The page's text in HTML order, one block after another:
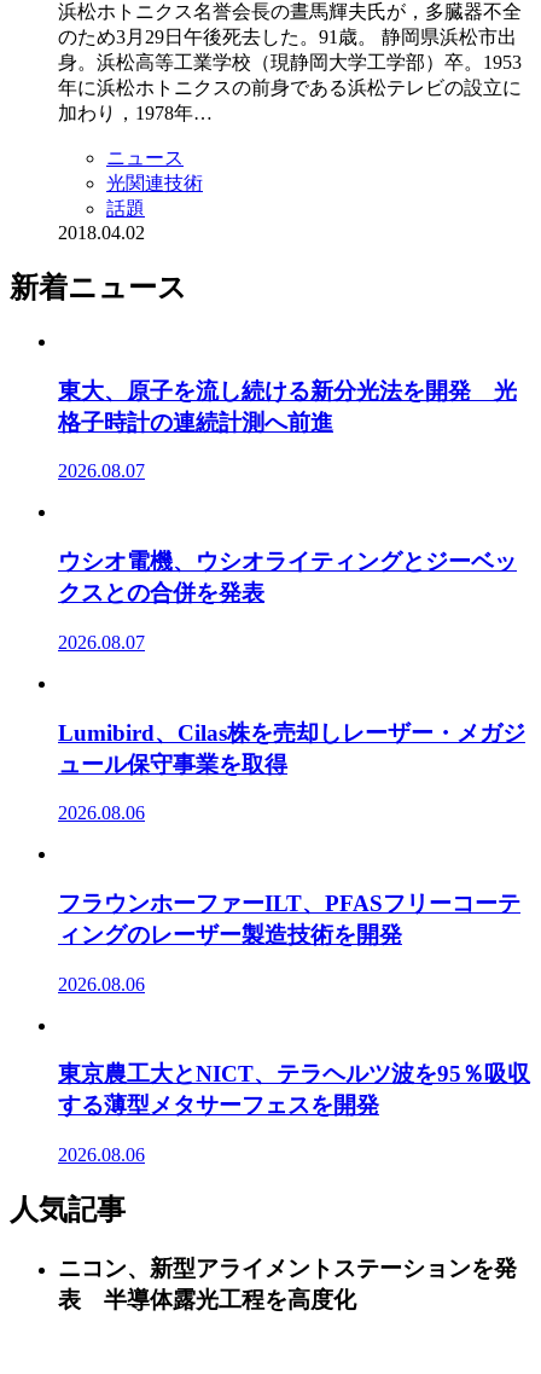
浜松ホトニクス名誉会長の晝馬輝夫氏が，多臓器不全
のため3月29日午後死去した。91歳。 静岡県浜松市出
身。浜松高等工業学校（現静岡大学工学部）卒。1953
年に浜松ホトニクスの前身である浜松テレビの設立に
加わり，1978年…
ニュース
光関連技術
話題
2018.04.02
新着ニュース
東大、原子を流し続ける新分光法を開発 光
格子時計の連続計測へ前進
2026.08.07
ウシオ電機、ウシオライティングとジーベッ
クスとの合併を発表
2026.08.07
Lumibird、Cilas株を売却しレーザー・メガジ
ュール保守事業を取得
2026.08.06
フラウンホーファーILT、PFASフリーコーテ
ィングのレーザー製造技術を開発
2026.08.06
東京農工大とNICT、テラヘルツ波を95％吸収
する薄型メタサーフェスを開発
2026.08.06
人気記事
ニコン、新型アライメントステーションを発
表 半導体露光工程を高度化